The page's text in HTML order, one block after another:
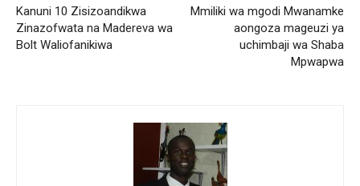
Kanuni 10 Zisizoandikwa
Zinazofwata na Madereva wa
Bolt Waliofanikiwa
Mmiliki wa mgodi Mwanamke
aongoza mageuzi ya
uchimbaji wa Shaba
Mpwapwa